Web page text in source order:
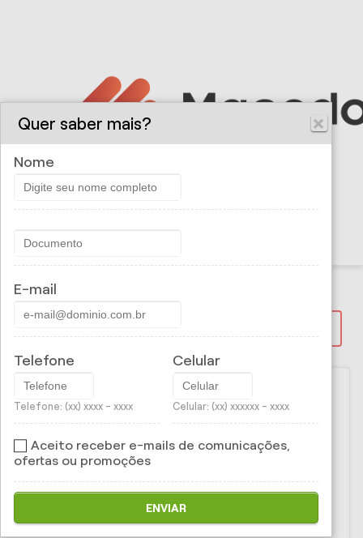
Macedo Corretora de
Seguros - Seguro Celular
Os smartphones estão cada vez mais indispensáveis
para o nosso dia-a-dia. Por isso, o
smartphoneé cada vez mais importante para garantir
Quer saber mais?
Nome
E-mail
Telefone
Telefone: (xx) xxxx - xxxx
Celular
Celular: (xx) xxxxxx - xxxx
Aceito receber e-mails de comunicações,
ofertas ou promoções
ENVIAR